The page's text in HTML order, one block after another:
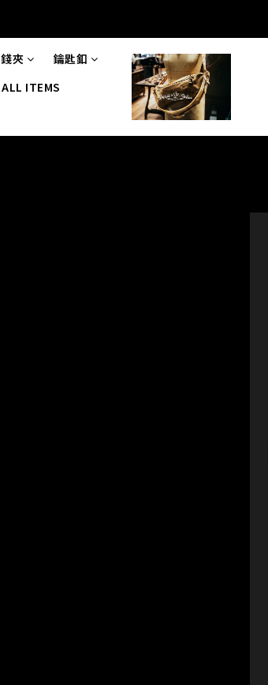
錢夾
鑰匙釦
ALL ITEMS